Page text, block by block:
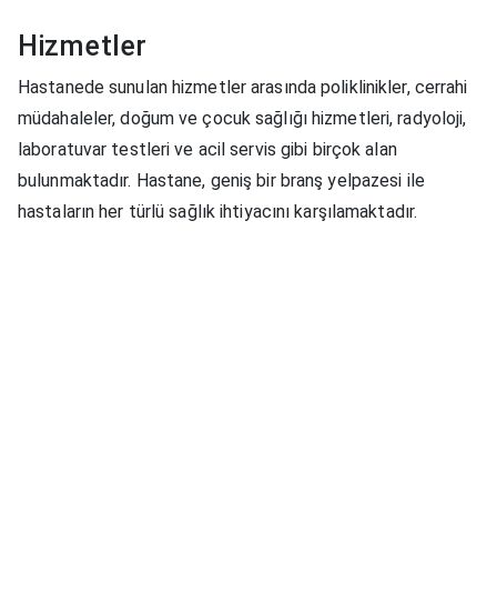
Hizmetler
Hastanede sunulan hizmetler arasında poliklinikler, cerrahi
müdahaleler, doğum ve çocuk sağlığı hizmetleri, radyoloji,
laboratuvar testleri ve acil servis gibi birçok alan
bulunmaktadır. Hastane, geniş bir branş yelpazesi ile
hastaların her türlü sağlık ihtiyacını karşılamaktadır.